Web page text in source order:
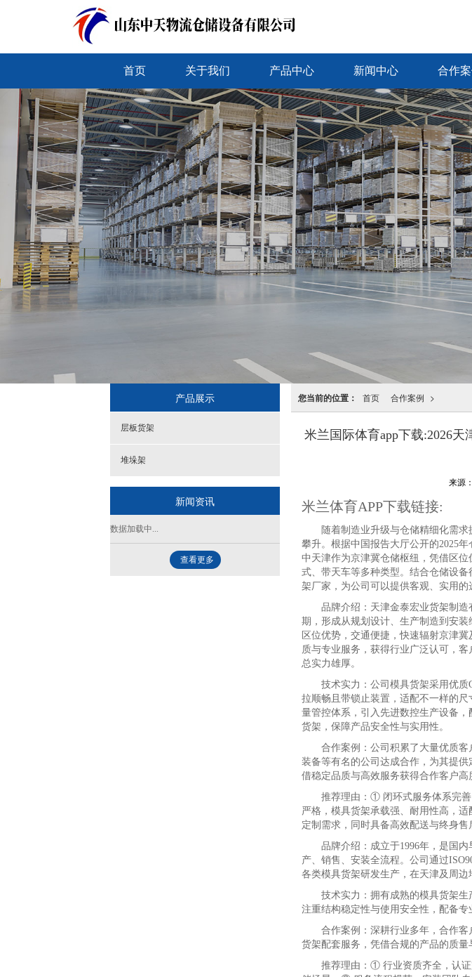
首页 关于我们 产品中心 新闻中心 合作案
您当前的位置： 首页 >
合作案例
米兰国际体育app下载:2026
来源：
米兰体育APP下载链接:
随着制造业升级与仓储精细化需求
攀升。根据中国报告大厅公开的2025
中天津作为京津冀仓储枢纽，凭借区
式、带天车等多种类型。结合仓储设
架厂家，为公司可以提供客观、实用的
品牌介绍：天津金泰宏业货架制造
期，形成从规划设计、生产制造到安
区位优势，交通便捷，快速辐射京津
质与专业服务，获得行业广泛认可，
总实力雄厚。
技术实力：公司模具货架采用优质
拉顺畅且带锁止装置，适配不一样的
量管控体系，引入先进数控生产设备
货架，保障产品安全性与实用性。
合作案例：公司积累了大量优质客
装备等有名的公司达成合作，为其提
借稳定品质与高效服务获得合作客户高
推荐理由：① 闭环式服务体系完善
严格，模具货架承载强、耐用性高，
定制需求，同时具备高效配送与终身售
品牌介绍：成立于1996年，是国内
产、销售、安装全流程。公司通过
各类模具货架研发生产，在天津及周边
技术实力：拥有成熟的模具货架生
注重结构稳定性与使用安全性，配备
合作案例：深耕行业多年，合作客
货架配套服务，凭借合规的产品的质量
推荐理由：① 行业资质齐全，认证
产品展示
层板货架
堆垛架
新闻资讯
数据加载中...
查看更多